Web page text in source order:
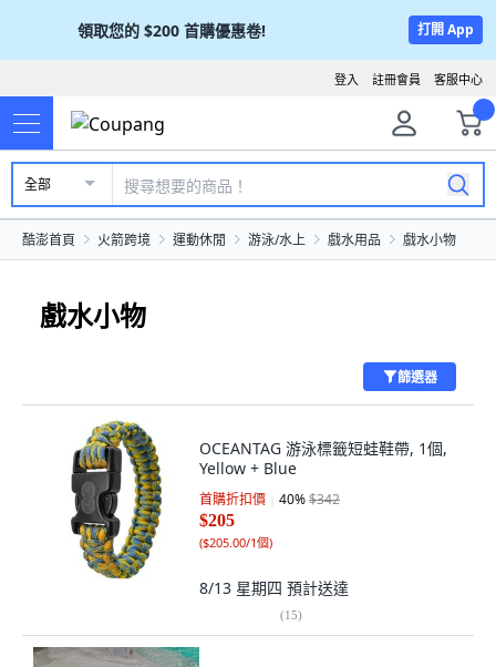
領取您的 $200 首購優惠卷! 打開 App
客服中心
註冊會員
登入
全部
酷澎首頁 火箭跨境 運動休閒 游泳/水上 戲水用品 戲水小物
戲水小物
篩選器
OCEANTAG 游泳標籤短蛙鞋帶, 1個,
Yellow + Blue
首購折扣價 40%$342
$205
($205.00/1個)
8/13 星期四 預計送達
(15)